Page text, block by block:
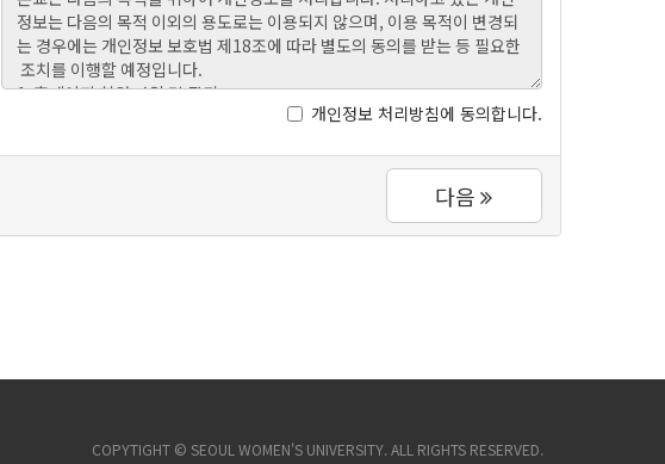
개인정보 처리방침에 동의합니다.
다음
COPYTIGHT © SEOUL WOMEN'S UNIVERSITY. ALL RIGHTS RESERVED.